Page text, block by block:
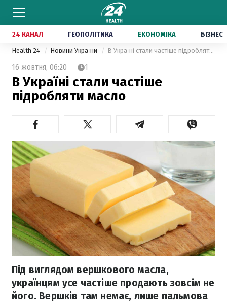
24 КАНАЛ ГЕОПОЛІТИКА ЕКОНОМІКА БІЗНЕС
Health 24 Новини України В Україні стали частіше підробляти масло
16 жовтня, 06:20 1
В Україні стали частіше
підробляти масло
Під виглядом вершкового масла,
українцям усе частіше продають зовсім не
його. Вершків там немає, лише пальмова